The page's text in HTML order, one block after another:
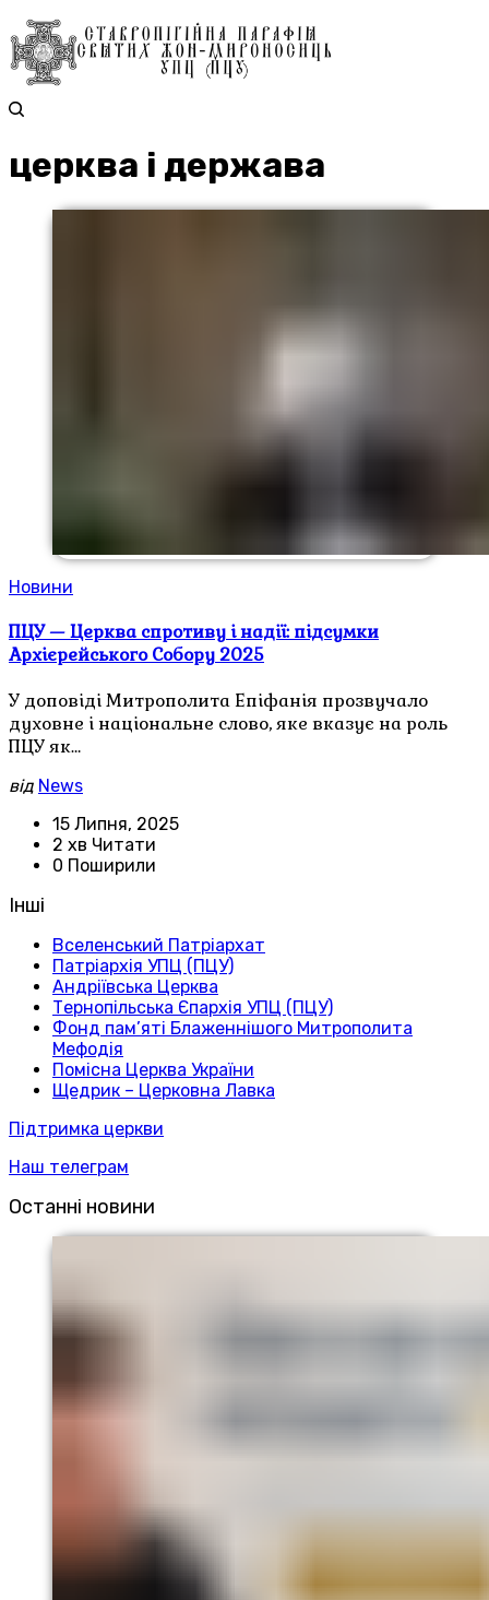
церква і держава
Новини
ПЦУ — Церква спротиву і надії: підсумки
Архієрейського Собору 2025
У доповіді Митрополита Епіфанія прозвучало
духовне і національне слово, яке вказує на роль
ПЦУ як…
від News
15 Липня, 2025
2 хв Читати
0 Поширили
Інші
Вселенський Патріархат
Патріархія УПЦ (ПЦУ)
Андріївська Церква
Тернопільська Єпархія УПЦ (ПЦУ)
Фонд пам’яті Блаженнішого Митрополита
Мефодія
Помісна Церква України
Щедрик – Церковна Лавка
Підтримка церкви
Наш телеграм
Останні новини